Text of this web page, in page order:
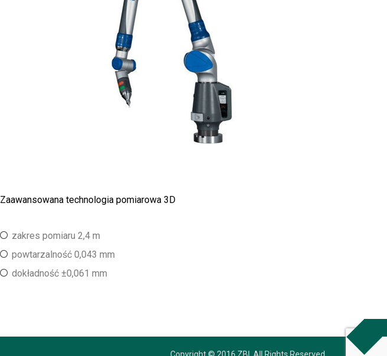
Zaawansowana technologia pomiarowa 3D
zakres pomiaru 2,4 m
powtarzalność 0,043 mm
dokładność ±0,061 mm